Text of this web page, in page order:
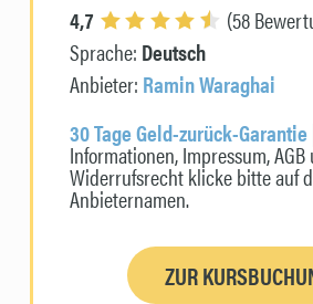
4,7
(58
Sprache: Deutsch
Anbieter: Ramin Waraghai
30 Tage Geld-zurück-Garantie
Informationen, Impressum, AGB
Widerrufsrecht klicke bitte auf
Anbieternamen.
ZUR